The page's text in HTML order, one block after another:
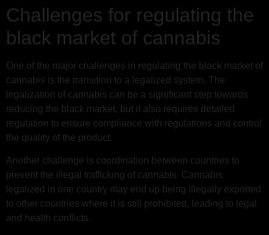
Challenges for regulating the
black market of cannabis
One of the major challenges in regulating the black market of
cannabis is the transition to a legalized system. The
legalization of cannabis can be a significant step towards
reducing the black market, but it also requires detailed
regulation to ensure compliance with regulations and control
the quality of the product.
Another challenge is coordination between countries to
prevent the illegal trafficking of cannabis. Cannabis
legalized in one country may end up being illegally exported
to other countries where it is still prohibited, leading to legal
and health conflicts.